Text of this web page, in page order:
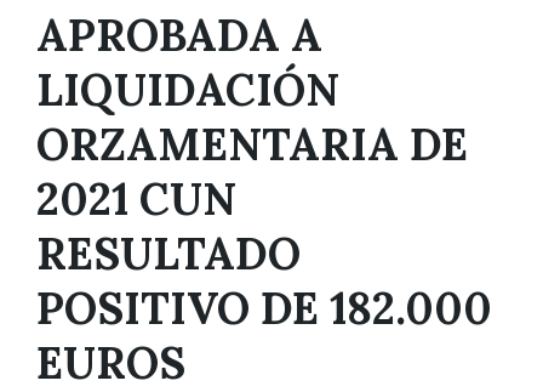
APROBADA A
LIQUIDACIÓN
ORZAMENTARIA DE
2021 CUN
RESULTADO
POSITIVO DE 182.000
EUROS